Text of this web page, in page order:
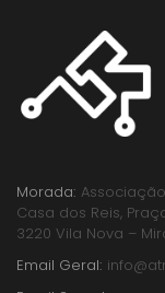
Morada:
Casa dos Reis,
3220 Vila Nova –
Email Geral: